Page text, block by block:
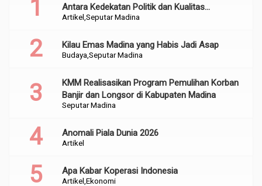
Artikel Seputar Madina
Antara Kedekatan Politik dan Kualitas
Perencanaan
Budaya Seputar Madina
Kilau Emas Madina yang Habis Jadi Asap
Seputar Madina
KMM Realisasikan Program Pemulihan Korban
Banjir dan Longsor di Kabupaten Madina
Artikel
Anomali Piala Dunia 2026
Artikel Ekonomi
Apa Kabar Koperasi Indonesia